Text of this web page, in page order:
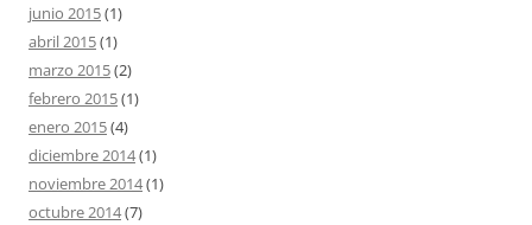
junio 2015(1)
abril 2015(1)
marzo 2015(2)
febrero 2015(1)
enero 2015(4)
diciembre 2014(1)
noviembre 2014(1)
octubre 2014(7)